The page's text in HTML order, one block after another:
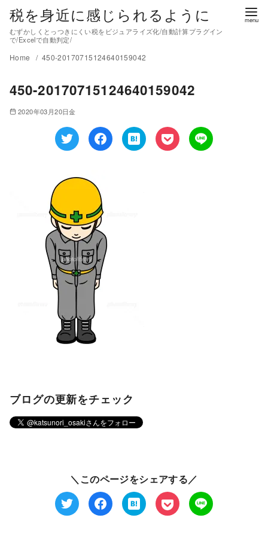
税を身近に感じられるように
むずかしくとっつきにくい税をビジュアライズ化/自動計算プラグイン
で/Excelで自動判定/
Home 450-20170715124640159042
450-20170715124640159042
2020年03月20日金
ブログの更新をチェック
＼このページをシェアする／